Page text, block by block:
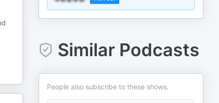
Similar Podcasts
People also subscribe to these shows.